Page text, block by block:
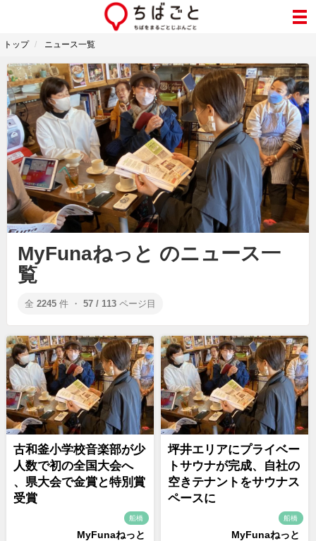
トップ ニュース一覧
MyFunaねっと のニュース一
覧
全 2245 件 ・ 57 / 113 ページ目
古和釜小学校音楽部が少
人数で初の全国大会へ
、県大会で金賞と特別賞
受賞
船橋
MyFunaねっと
坪井エリアにプライベー
トサウナが完成、自社の
空きテナントをサウナス
ペースに
船橋
MyFunaねっと